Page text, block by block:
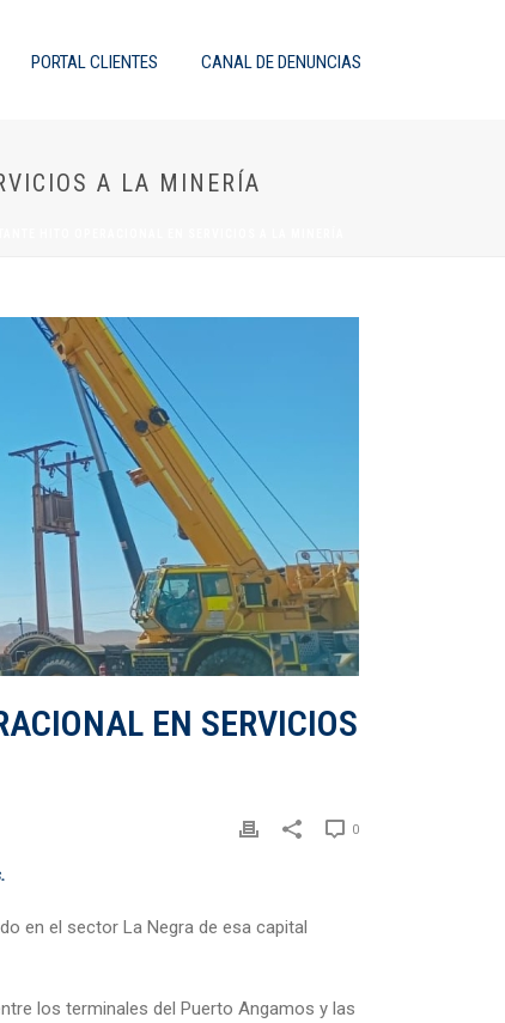
PORTAL CLIENTES CANAL DE DENUNCIAS
A LA MINERÍA
EN SERVICIOS
0
en el sector La Negra de esa capital
los terminales del Puerto Angamos y las